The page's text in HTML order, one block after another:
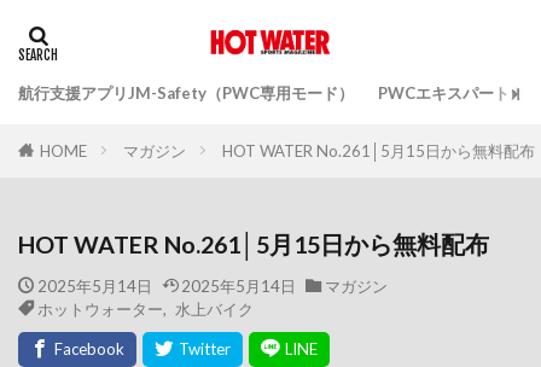
航行支援アプリJM-Safety（PWC専用モード） PWCエキスパートガ
HOME マガジン HOT WATER No.261│5月15日から無料配布
HOT WATER No.261│5月15日から無料配布
2025年5月14日 2025年5月14日
マガジン
ホットウォーター
水上バイク